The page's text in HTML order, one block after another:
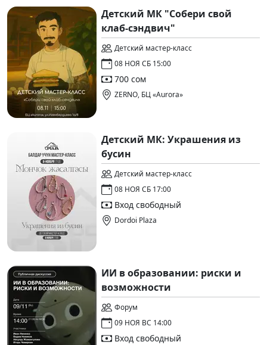
Детский МК "Собери свой
клаб-сэндвич"
Детский мастер-класс
08 НОЯ СБ 15:00
700 сом
ZERNO, БЦ «Aurora»
Детский МК: Украшения из
бусин
Детский мастер-класс
08 НОЯ СБ 17:00
Вход свободный
Dordoi Plaza
ИИ в образовании: риски и
возможности
Форум
09 НОЯ ВС 14:00
Вход свободный